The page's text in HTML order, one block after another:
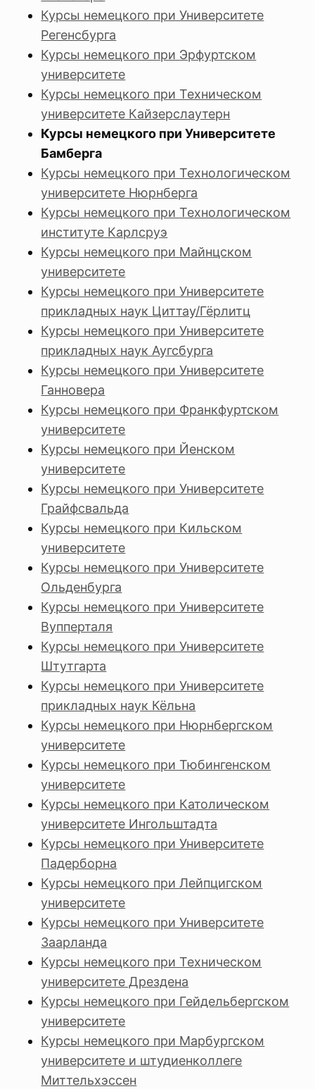
Курсы немецкого при Университете
Регенсбурга
Курсы немецкого при Эрфуртском
университете
Курсы немецкого при Техническом
университете Кайзерслаутерн
Курсы немецкого при Университете
Бамберга
Курсы немецкого при Технологическом
университете Нюрнберга
Курсы немецкого при Технологическом
институте Карлсруэ
Курсы немецкого при Майнцском
университете
Курсы немецкого при Университете
прикладных наук Циттау/Гёрлитц
Курсы немецкого при Университете
прикладных наук Аугсбурга
Курсы немецкого при Университете
Ганновера
Курсы немецкого при Франкфуртском
университете
Курсы немецкого при Йенском
университете
Курсы немецкого при Университете
Грайфсвальда
Курсы немецкого при Кильском
университете
Курсы немецкого при Университете
Ольденбурга
Курсы немецкого при Университете
Вупперталя
Курсы немецкого при Университете
Штутгарта
Курсы немецкого при Университете
прикладных наук Кёльна
Курсы немецкого при Нюрнбергском
университете
Курсы немецкого при Тюбингенском
университете
Курсы немецкого при Католическом
университете Ингольштадта
Курсы немецкого при Университете
Падерборна
Курсы немецкого при Лейпцигском
университете
Курсы немецкого при Университете
Заарланда
Курсы немецкого при Техническом
университете Дрездена
Курсы немецкого при Гейдельбергском
университете
Курсы немецкого при Марбургском
университете и штудиенколлеге
Миттельхэссен